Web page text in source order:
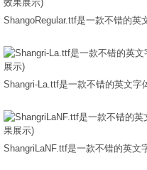
ShangoRegular.ttf是一款不错的英
Shangri-La.ttf是一款不错的英文字
ShangriLaNF.ttf是一款不错的英文